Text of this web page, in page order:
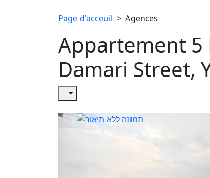
Page d'acceuil > Agences
Appartement 5
Damari Street,